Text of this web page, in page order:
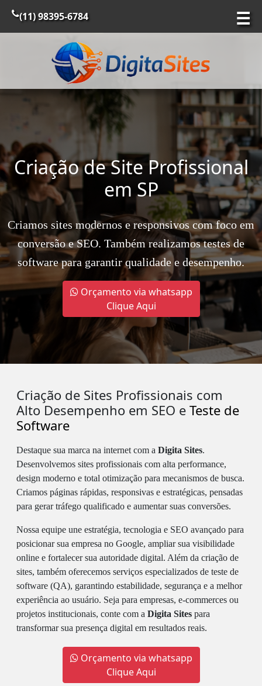
☰
(11) 98395-6784
Criação de Site Profissional
em SP
Criamos sites modernos e responsivos com foco em
conversão e SEO. Também realizamos testes de
software para garantir qualidade e desempenho.
Orçamento via whatsapp
Clique Aqui
Criação de Sites Profissionais com
Alto Desempenho em SEO e Teste de
Software
Destaque sua marca na internet com a Digita Sites.
Desenvolvemos sites profissionais com alta performance,
design moderno e total otimização para mecanismos de busca.
Criamos páginas rápidas, responsivas e estratégicas, pensadas
para gerar tráfego qualificado e aumentar suas conversões.
Nossa equipe une estratégia, tecnologia e SEO avançado para
posicionar sua empresa no Google, ampliar sua visibilidade
online e fortalecer sua autoridade digital. Além da criação de
sites, também oferecemos serviços especializados de teste de
software (QA), garantindo estabilidade, segurança e a melhor
experiência ao usuário. Seja para empresas, e-commerces ou
projetos institucionais, conte com a Digita Sites para
transformar sua presença digital em resultados reais.
Orçamento via whatsapp
Clique Aqui